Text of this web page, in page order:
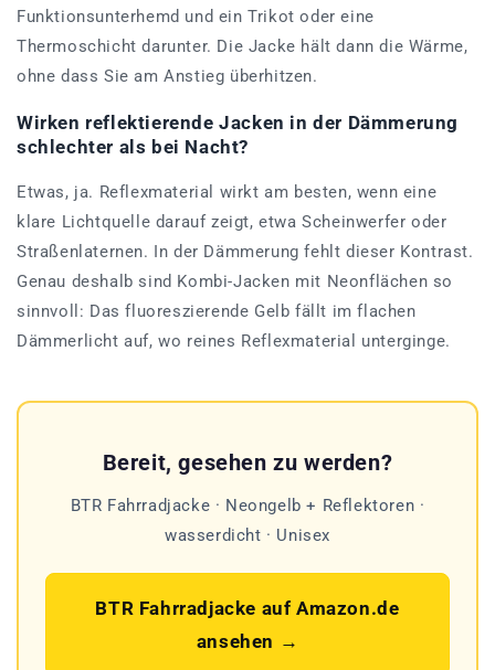
Funktionsunterhemd und ein Trikot oder eine
Thermoschicht darunter. Die Jacke hält dann die Wärme,
ohne dass Sie am Anstieg überhitzen.
Wirken reflektierende Jacken in der Dämmerung
schlechter als bei Nacht?
Etwas, ja. Reflexmaterial wirkt am besten, wenn eine
klare Lichtquelle darauf zeigt, etwa Scheinwerfer oder
Straßenlaternen. In der Dämmerung fehlt dieser Kontrast.
Genau deshalb sind Kombi-Jacken mit Neonflächen so
sinnvoll: Das fluoreszierende Gelb fällt im flachen
Dämmerlicht auf, wo reines Reflexmaterial unterginge.
Bereit, gesehen zu werden?
BTR Fahrradjacke · Neongelb + Reflektoren ·
wasserdicht · Unisex
BTR Fahrradjacke auf Amazon.de
ansehen →